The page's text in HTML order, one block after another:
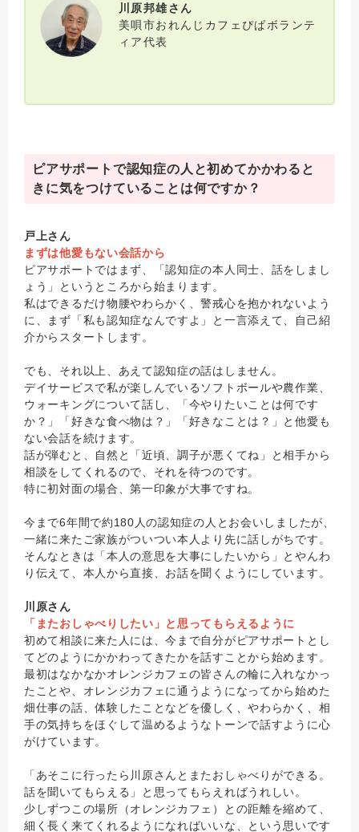
川原邦雄さん
美唄市おれんじカフェぴぱボランテ
ィア代表
ピアサポートで認知症の人と初めてかかわると
きに気をつけていることは何ですか？
戸上さん
まずは他愛もない会話から
ピアサポートではまず、「認知症の本人同士、話をしまし
ょう」というところから始まります。
私はできるだけ物腰やわらかく、警戒心を抱かれないよう
に、まず「私も認知症なんですよ」と一言添えて、自己紹
介からスタートします。
でも、それ以上、あえて認知症の話はしません。
デイサービスで私が楽しんでいるソフトボールや農作業、
ウォーキングについて話し、「今やりたいことは何です
か？」「好きな食べ物は？」「好きなことは？」と他愛も
ない会話を続けます。
話が弾むと、自然と「近頃、調子が悪くてね」と相手から
相談をしてくれるので、それを待つのです。
特に初対面の場合、第一印象が大事ですね。
今まで6年間で約180人の認知症の人とお会いしましたが、
一緒に来たご家族がついつい本人より先に話しがちです。
そんなときは「本人の意思を大事にしたいから」とやんわ
り伝えて、本人から直接、お話を聞くようにしています。
川原さん
「またおしゃべりしたい」と思ってもらえるように
初めて相談に来た人には、今まで自分がピアサポートとし
てどのようにかかわってきたかを話すことから始めます。
最初はなかなかオレンジカフェの皆さんの輪に入れなかっ
たことや、オレンジカフェに通うようになってから始めた
畑仕事の話、体験したことなどを優しく、やわらかく、相
手の気持ちをほぐして温めるようなトーンで話すように心
がけています。
「あそこに行ったら川原さんとまたおしゃべりができる。
話を聞いてもらえる」と思ってもらえればうれしい。
少しずつこの場所（オレンジカフェ）との距離を縮めて、
細く長く来てくれるようになればいいな、という思いです